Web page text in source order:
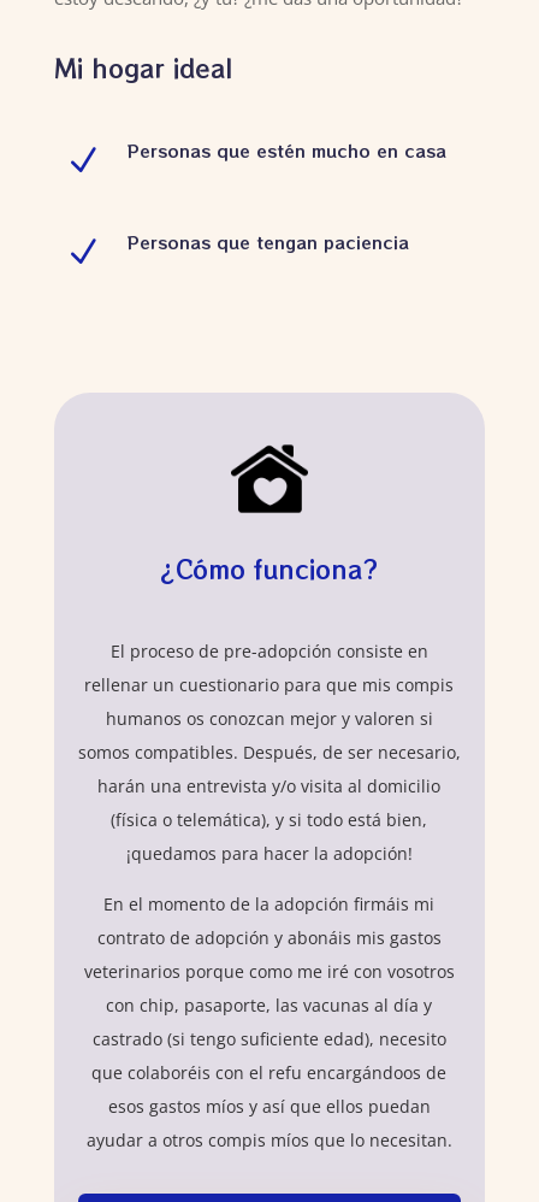
Mi hogar ideal
N Personas que estén mucho en casa
N Personas que tengan paciencia
¿Cómo funciona?
El proceso de pre-adopción consiste en
rellenar un cuestionario para que mis compis
humanos os conozcan mejor y valoren si
somos compatibles. Después, de ser necesario,
harán una entrevista y/o visita al domicilio
(física o telemática), y si todo está bien,
¡quedamos para hacer la adopción!
En el momento de la adopción firmáis mi
contrato de adopción y abonáis mis gastos
veterinarios porque como me iré con vosotros
con chip, pasaporte, las vacunas al día y
castrado (si tengo suficiente edad), necesito
que colaboréis con el refu encargándoos de
esos gastos míos y así que ellos puedan
ayudar a otros compis míos que lo necesitan.